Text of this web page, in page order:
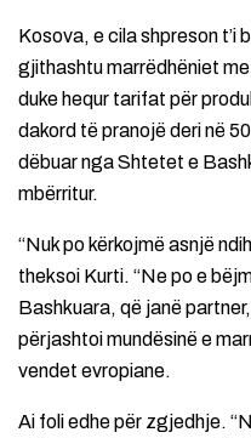
Kosova, e cila shpreson
gjithashtu marrëdhëniet
duke hequr tarifat për
dakord të pranojë deri në
dëbuar nga Shtetet e
mbërritur.
“Nuk po kërkojmë asnjë
theksoi Kurti. “Ne po e
Bashkuara, që janë
përjashtoi mundësinë e
vendet evropiane.
Ai foli edhe për zgjedhje.